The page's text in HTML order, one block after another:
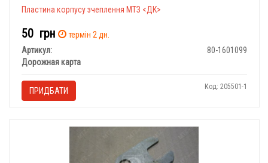
Пластина корпусу зчеплення МТЗ <ДК>
50 грн
термін 2 дн.
Артикул:
80-1601099
Дорожная карта
ПРИДБАТИ Код: 205501-1